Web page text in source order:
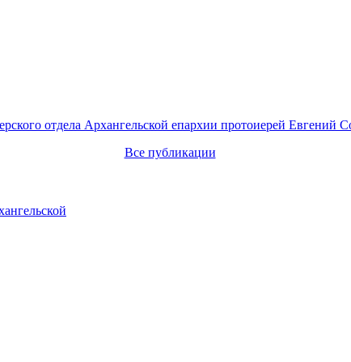
отдела Архангельской епархии протоиерей Евгений
Все публикации